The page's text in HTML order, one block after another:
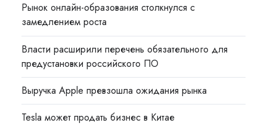
Рынок онлайн-образования столкнулся с
замедлением роста
Власти расширили перечень обязательного для
предустановки российского ПО
Выручка Apple превзошла ожидания рынка
Tesla может продать бизнес в Китае